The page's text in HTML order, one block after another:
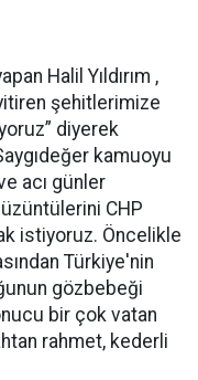
Halil Yıldırım ,
yitiren şehitlerimize
diyerek
kamuoyu
acı günler
üzüntülerini CHP
istiyoruz. Öncelikle
Türkiye'nin
gözbebeği
bir çok vatan
rahmet, kederli